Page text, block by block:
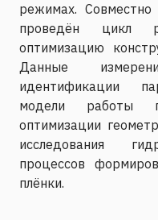
режимах.
проведён цикл
оптимизацию
Данные
идентификации
модели работы
оптимизации
исследования
процессов
плёнки.